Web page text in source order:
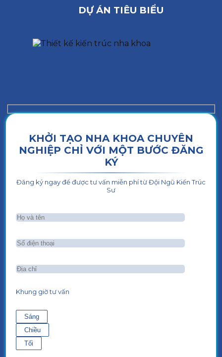
DỰ ÁN TIÊU BIỂU
KHỞI TẠO NHA KHOA CHUYÊN
NGHIỆP CHỈ VỚI MỘT BƯỚC ĐĂNG
KÝ
Đăng ký ngay để được tư vấn miễn phí từ Đội Ngũ Kiến Trúc
Sư
Khung giờ tư vấn
Sáng
Chiều
Tối